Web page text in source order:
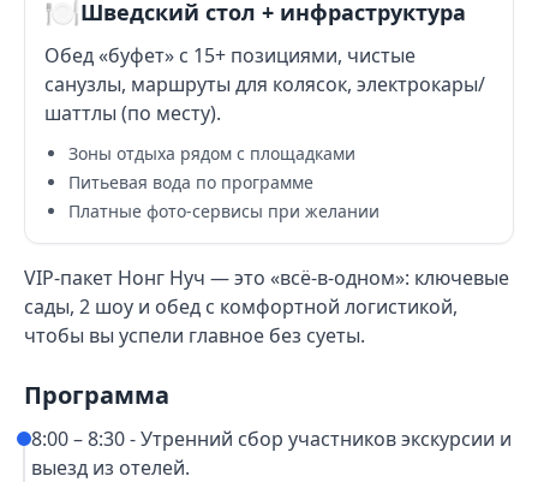
🍽️Шведский стол + инфраструктура
Обед «буфет» с 15+ позициями, чистые
санузлы, маршруты для колясок, электрокары/
шаттлы (по месту).
Зоны отдыха рядом с площадками
Питьевая вода по программе
Платные фото-сервисы при желании
VIP-пакет Нонг Нуч — это «всё-в-одном»: ключевые
сады, 2 шоу и обед с комфортной логистикой,
чтобы вы успели главное без суеты.
Программа
8:00 – 8:30 - Утренний сбор участников экскурсии и
выезд из отелей.